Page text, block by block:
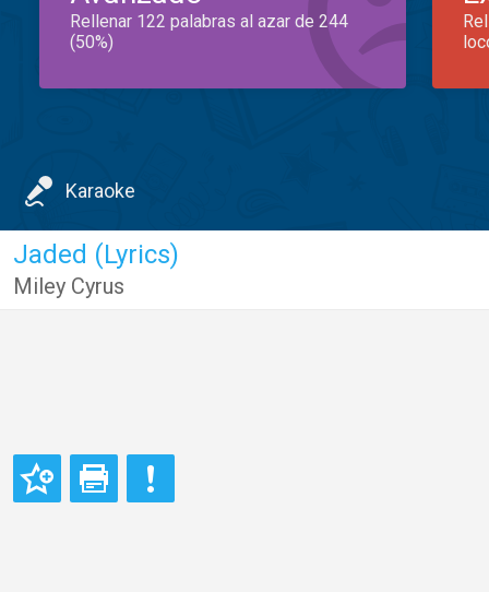
Rellenar 122 palabras al azar de 244
(50%)
Karaoke
Jaded (Lyrics)
Miley Cyrus